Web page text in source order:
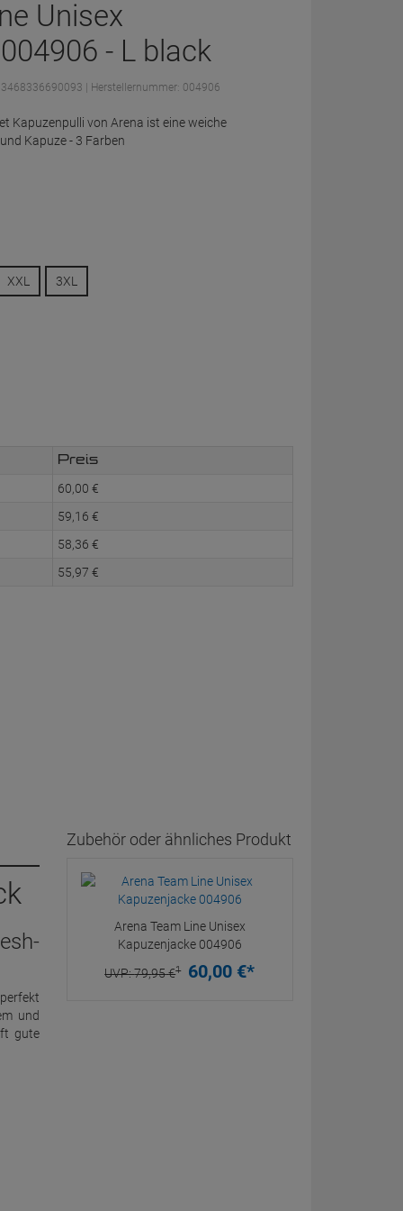
Unisex
- L black
3468336690093 | Herstellernummer: 004906
Kapuzenpulli von Arena ist eine weiche
Kapuze - 3 Farben
XXL 3XL
Preis
60, 00 €
59, 16 €
58, 36 €
55, 97 €
und
gute
Zubehör oder ähnliches Produkt
Arena Team Line Unisex
Kapuzenjacke 004906
UVP:79,95€1 60,00 €*